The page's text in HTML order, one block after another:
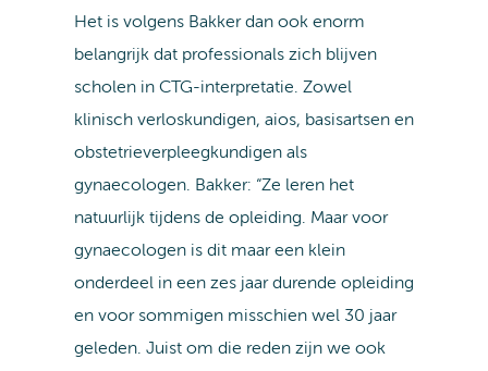
Het is volgens Bakker dan ook enorm
belangrijk dat professionals zich blijven
scholen in CTG-interpretatie. Zowel
klinisch verloskundigen, aios, basisartsen en
obstetrieverpleegkundigen als
gynaecologen. Bakker: “Ze leren het
natuurlijk tijdens de opleiding. Maar voor
gynaecologen is dit maar een klein
onderdeel in een zes jaar durende opleiding
en voor sommigen misschien wel 30 jaar
geleden. Juist om die reden zijn we ook